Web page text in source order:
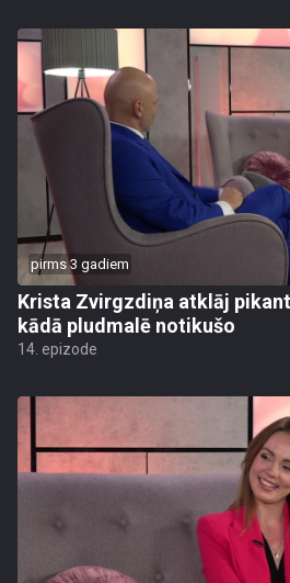
pirms 3 gadiem
Krista Zvirgzdiņa atklāj
kādā pludmalē notikušo
14. epizode